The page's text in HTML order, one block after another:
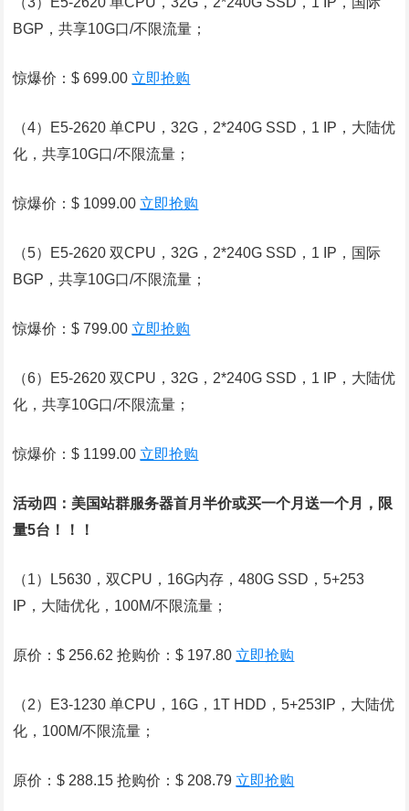
BGP，共享10G口/不限流量；
惊爆价：$ 699.00 立即抢购
（4）E5-2620 单CPU，32G，2*240G SSD，1 IP，大陆优
化，共享10G口/不限流量；
惊爆价：$ 1099.00 立即抢购
（5）E5-2620 双CPU，32G，2*240G SSD，1 IP，国际
BGP，共享10G口/不限流量；
惊爆价：$ 799.00 立即抢购
（6）E5-2620 双CPU，32G，2*240G SSD，1 IP，大陆优
化，共享10G口/不限流量；
惊爆价：$ 1199.00 立即抢购
活动四： 美国站群服务器首月半价或买一个月送一个月，限
量5台！！！
（1）L5630，双CPU，16G内存，480G SSD，5+253
IP，大陆优化，100M/不限流量；
原价：$ 256.62 抢购价：$ 197.80 立即抢购
（2）E3-1230 单CPU，16G，1T HDD，5+253IP，大陆优
化，100M/不限流量；
原价：$ 288.15 抢购价：$ 208.79 立即抢购